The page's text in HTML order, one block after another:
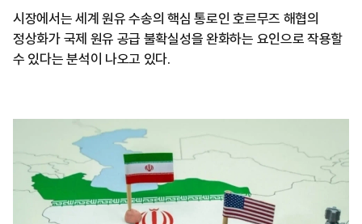
시장에서는 세계 원유 수송의 핵심 통로인 호르무즈 해협의
정상화가 국제 원유 공급 불확실성을 완화하는 요인으로 작용할
수 있다는 분석이 나오고 있다.